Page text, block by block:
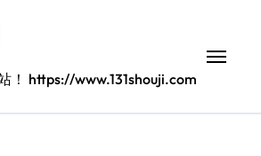
！ https://www.131shouji.com